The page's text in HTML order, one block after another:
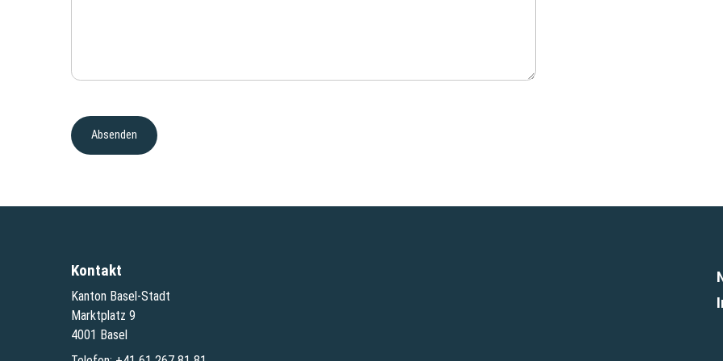
Kontakt
Kanton Basel-Stadt
Marktplatz 9
4001 Basel